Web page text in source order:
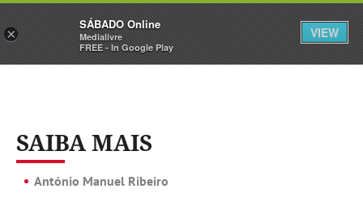
Sábado Assine Iniciar Sessão
SAIBA MAIS
António Manuel Ribeiro
×
SÁBADO Online
Medialivre
FREE - In Google Play
VIEW